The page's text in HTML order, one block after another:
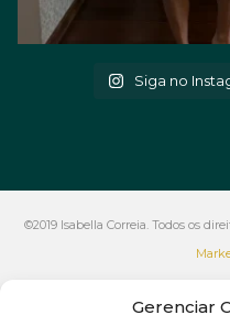
Gerenciar
Siga no
©2019 Isabella Correia. Todos os